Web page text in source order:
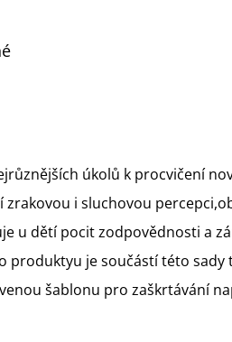
úkolů k procvičení
i sluchovou
u dětí pocit zodpovědnosti a
produktyu je součástí této
šablonu pro zaškrtávání